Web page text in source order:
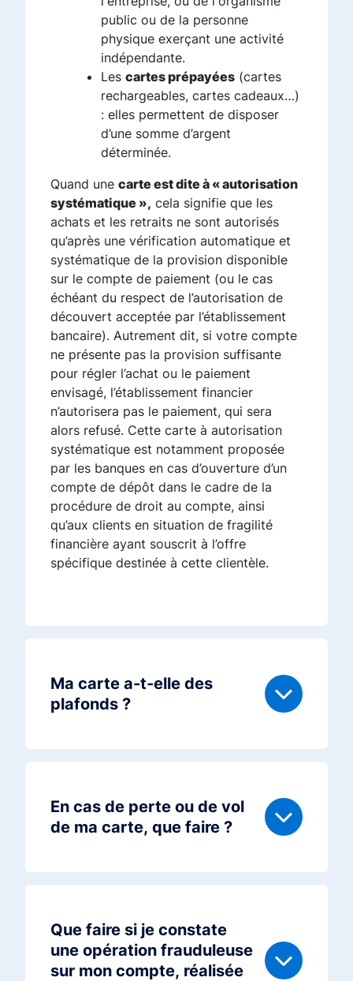
public ou de la personne
physique exerçant une activité
indépendante.
Les cartes prépayées (cartes
rechargeables, cartes cadeaux…)
: elles permettent de disposer
d’une somme d’argent
déterminée.
Quand une carte est dite à « autorisation
systématique », cela signifie que les
achats et les retraits ne sont autorisés
qu’après une vérification automatique et
systématique de la provision disponible
sur le compte de paiement (ou le cas
échéant du respect de l’autorisation de
découvert acceptée par l’établissement
bancaire). Autrement dit, si votre compte
ne présente pas la provision suffisante
pour régler l’achat ou le paiement
envisagé, l’établissement financier
n’autorisera pas le paiement, qui sera
alors refusé. Cette carte à autorisation
systématique est notamment proposée
par les banques en cas d’ouverture d’un
compte de dépôt dans le cadre de la
procédure de droit au compte, ainsi
qu’aux clients en situation de fragilité
financière ayant souscrit à l’offre
spécifique destinée à cette clientèle.
Ma carte a-t-elle des
plafonds ?
En cas de perte ou de vol
de ma carte, que faire ?
Que faire si je constate
une opération frauduleuse
sur mon compte, réalisée